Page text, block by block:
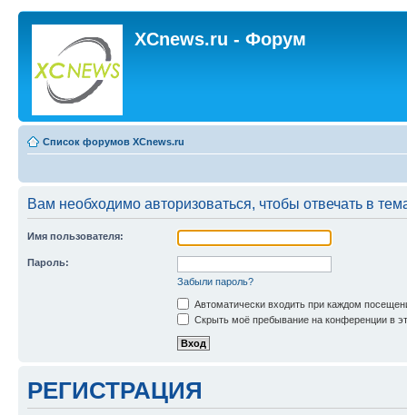
XCnews.ru - Форум
Список форумов XCnews.ru
Вам необходимо авторизоваться, чтобы отвечать в
Имя пользователя:
Пароль:
Забыли пароль?
Автоматически входить при каждом
Скрыть моё пребывание на конференции в
РЕГИСТРАЦИЯ